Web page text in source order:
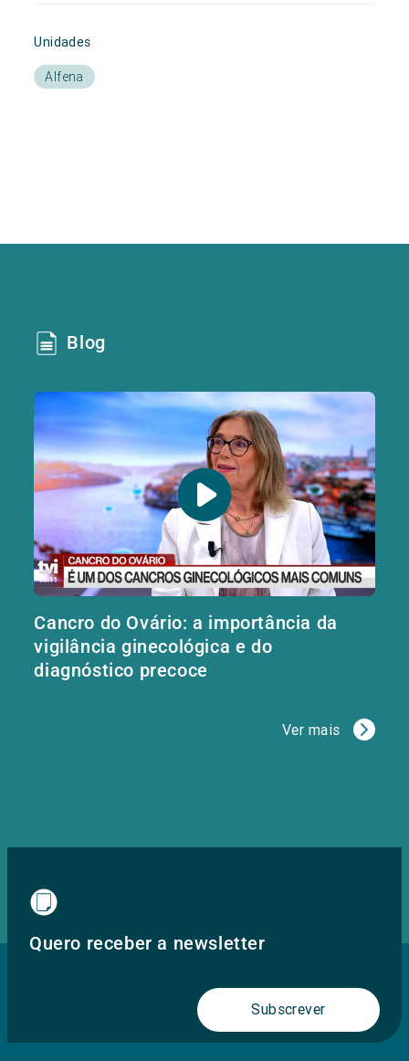
Unidades
Alfena
Blog
Cancro do Ovário: a importância da
vigilância ginecológica e do
diagnóstico precoce
Ver mais
Quero receber a newsletter
Subscrever